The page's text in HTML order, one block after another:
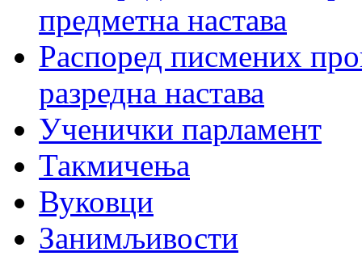
предметна настава
Распоред писмених
разредна настава
Ученички парламент
Такмичења
Вуковци
Занимљивости